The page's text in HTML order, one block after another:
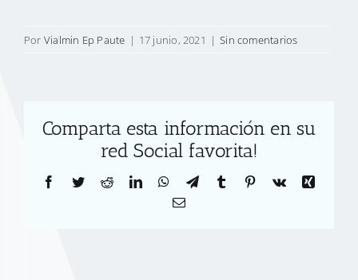
Por Vialmin Ep Paute | 17 junio, 2021 | Sin comentarios
Comparta esta información en su
red Social favorita!
Facebook
TwitterRedditLinkedInWhatsApp
TelegramTumblr Pinterest
Vk
Xing
Correo